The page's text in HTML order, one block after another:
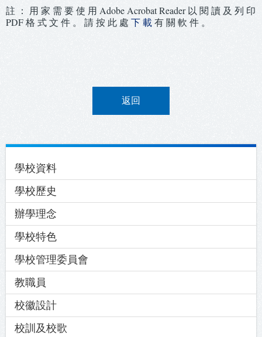
註 ： 用 家 需 要 使 用 Adobe Acrobat Reader 以 閱 讀 及 列 印
PDF 格 式 文 件 。 請 按 此 處 下 載有 關 軟 件 。
返回
navigation
學校資料
學校歷史
辦學理念
學校特色
學校管理委員會
教職員
校徽設計
校訓及校歌